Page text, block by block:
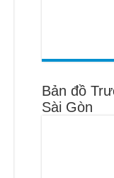
Bản đồ
Sài Gòn